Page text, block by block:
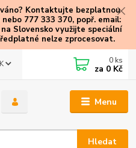
Kontaktujte bezplatnou
777 333 370, popř. email:
Slovensko využijte speciální
nelze zprocesovat.
Menu
Hledat
0 ks
za 0 Kč